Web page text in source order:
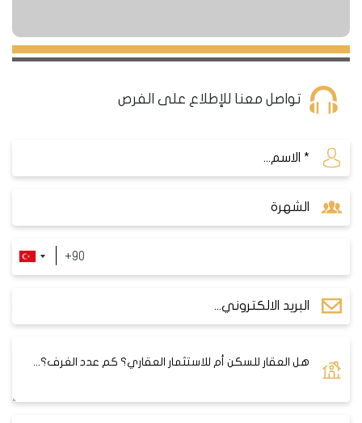
تواصل معنا للإطلاع على الفرص